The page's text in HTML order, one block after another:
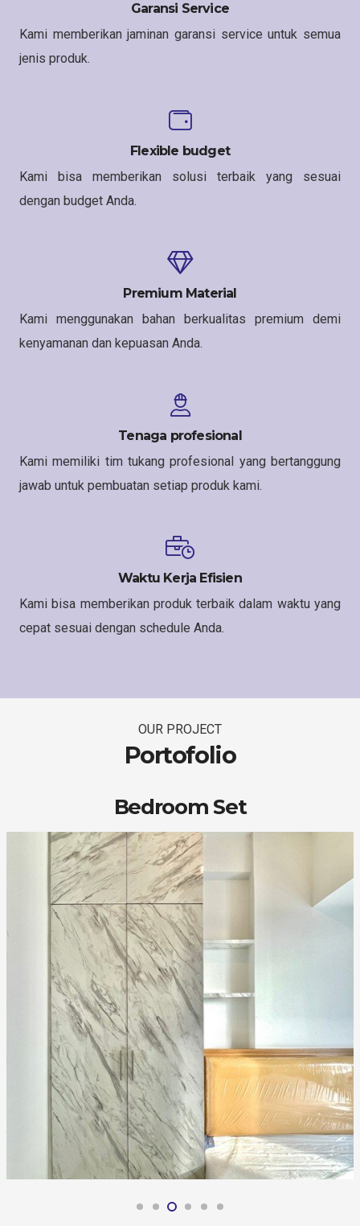
Garansi Service
Kami memberikan jaminan garansi service untuk semua
jenis produk.
Flexible budget
Kami bisa memberikan solusi terbaik yang sesuai
dengan budget Anda.
Premium Material
Kami menggunakan bahan berkualitas premium demi
kenyamanan dan kepuasan Anda.
Tenaga profesional
Kami memiliki tim tukang profesional yang bertanggung
jawab untuk pembuatan setiap produk kami.
Waktu Kerja Efisien
Kami bisa memberikan produk terbaik dalam waktu yang
cepat sesuai dengan schedule Anda.
OUR PROJECT
Portofolio
Bedroom Set